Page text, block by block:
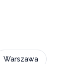
Warszawa